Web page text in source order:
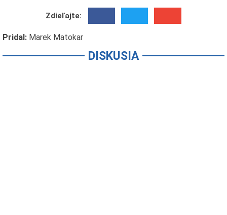
Zdieľajte:
Pridal: Marek Matokar
DISKUSIA